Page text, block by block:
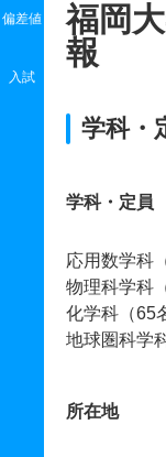
偏差値
入試
福岡
報
学科・
学科・定員
応用数学科
物理科学科
化学科（65
地球圏科学
所在地